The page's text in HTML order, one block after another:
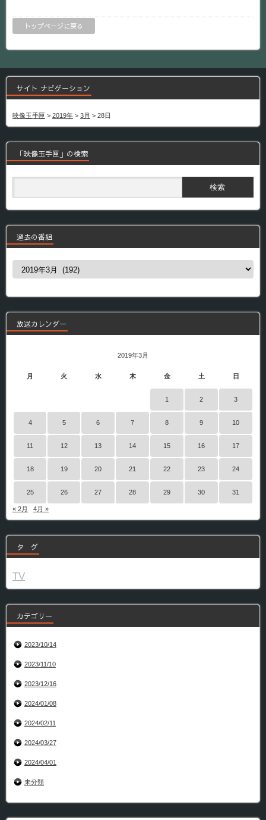
トップページに戻る
サイト ナビゲーション
映像玉手匣 > 2019年 > 3月 > 28日
「映像玉手匣」の検索
過去の番組
過
組
放送カレンダー
2019年3月
月 火 水 木 金 土 日
1 2 3
4 5 6 7 8 9 10
11 12 13 14 15 16 17
18 19 20 21 22 23 24
25 26 27 28 29 30 31
« 2月 4月 »
タ グ
TV
カテゴリー
2023/10/14
2023/11/10
2023/12/16
2024/01/08
2024/02/11
2024/03/27
2024/04/01
未分類